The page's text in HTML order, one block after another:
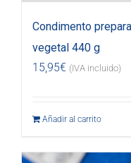
Condimento
vegetal 440 g
15,95€ (IVA incluido)
Añadir al carrito